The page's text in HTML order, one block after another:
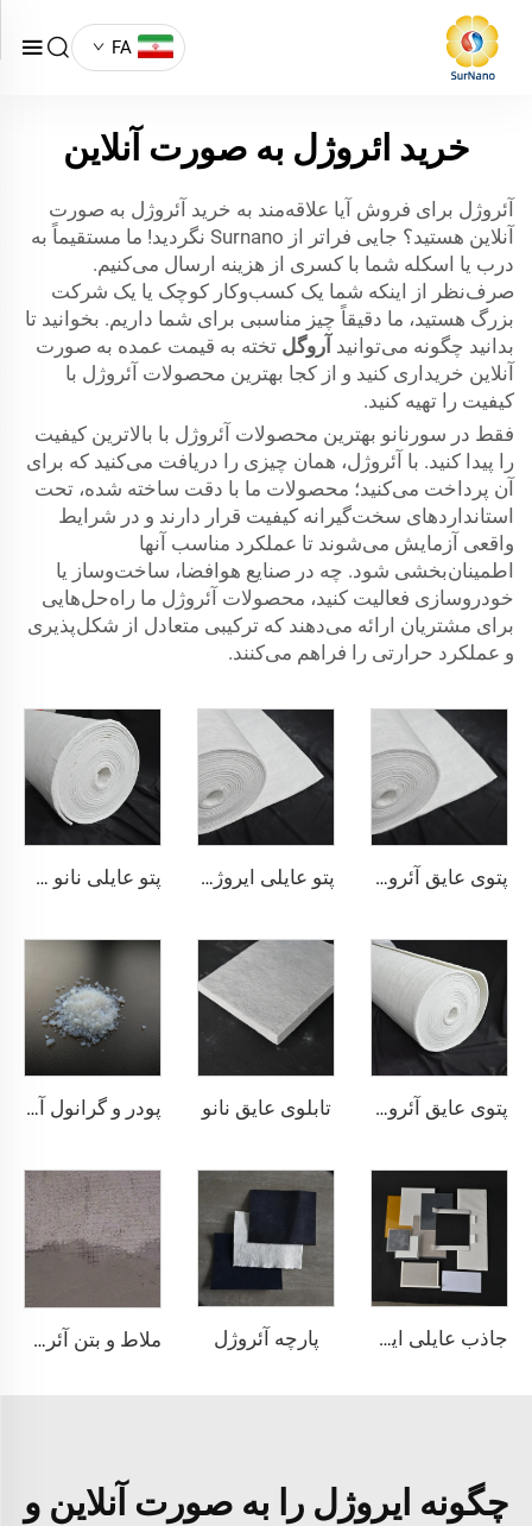
FA
خرید ائروژل به صورت آنلاین
آئروژل برای فروش آیا علاقه‌مند به خرید آئروژل به صورت
آنلاین هستید؟ جایی فراتر از Surnano نگردید! ما مستقیماً به
درب یا اسکله شما با کسری از هزینه ارسال می‌کنیم.
صرف‌نظر از اینکه شما یک کسب‌وکار کوچک یا یک شرکت
بزرگ هستید، ما دقیقاً چیز مناسبی برای شما داریم. بخوانید تا
بدانید چگونه می‌توانید آروگل تخته به قیمت عمده به صورت
آنلاین خریداری کنید و از کجا بهترین محصولات آئروژل با
کیفیت را تهیه کنید.
فقط در سورنانو بهترین محصولات آئروژل با بالاترین کیفیت
را پیدا کنید. با آئروژل، همان چیزی را دریافت می‌کنید که برای
آن پرداخت می‌کنید؛ محصولات ما با دقت ساخته شده، تحت
استانداردهای سخت‌گیرانه کیفیت قرار دارند و در شرایط
واقعی آزمایش می‌شوند تا عملکرد مناسب آنها
اطمینان‌بخشی شود. چه در صنایع هوافضا، ساخت‌وساز یا
خودروسازی فعالیت کنید، محصولات آئروژل ما راه‌حل‌هایی
برای مشتریان ارائه می‌دهند که ترکیبی متعادل از شکل‌پذیری
و عملکرد حرارتی را فراهم می‌کنند.
پتوی عایق آئروژل 200℃ پتو عایلی ایروژل 650 درجه سانتی‌گراد پتو عایلی نانو 650 درجه سانتی‌گراد
پتوی عایق آئروژل 1000℃ تابلوی عایق نانو پودر و گرانول آئروژل
جاذب عایلی ایروژل پارچه آئروژل ملاط و بتن آئروژل
چگونه ایروژل را به صورت آنلاین و